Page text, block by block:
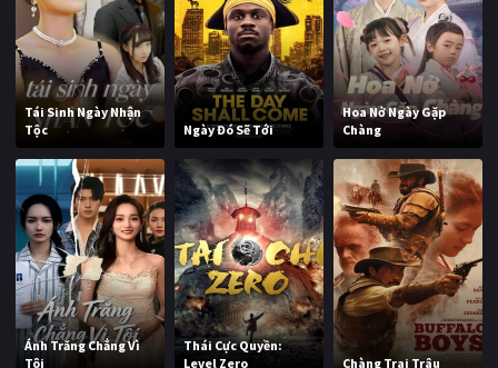
Tái Sinh Ngày Nhận
Tộc
Ngày Đó Sẽ Tới
Hoa Nở Ngày Gặp
Chàng
Ánh Trăng Chẳng Vì
Tôi
Thái Cực Quyền:
Level Zero
Chàng Trai Trâu